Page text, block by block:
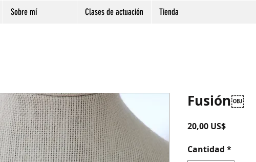
Sobre mí Clases de actuación Tienda
Fusión￼
20,00 US$Precio
Cantidad *